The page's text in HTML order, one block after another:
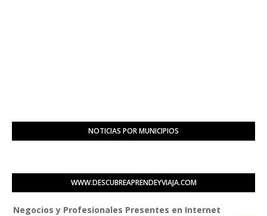
NOTICIAS POR MUNICIPIOS
WWW.DESCUBREAPRENDEYVIAJA.COM
Profesionales Presentes en Internet